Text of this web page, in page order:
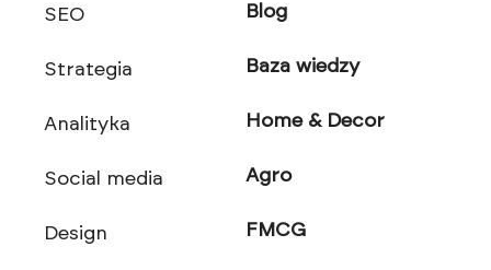
SEO
Strategia
Analityka
Social media
Design
Blog
Baza wiedzy
Home & Decor
Agro
FMCG